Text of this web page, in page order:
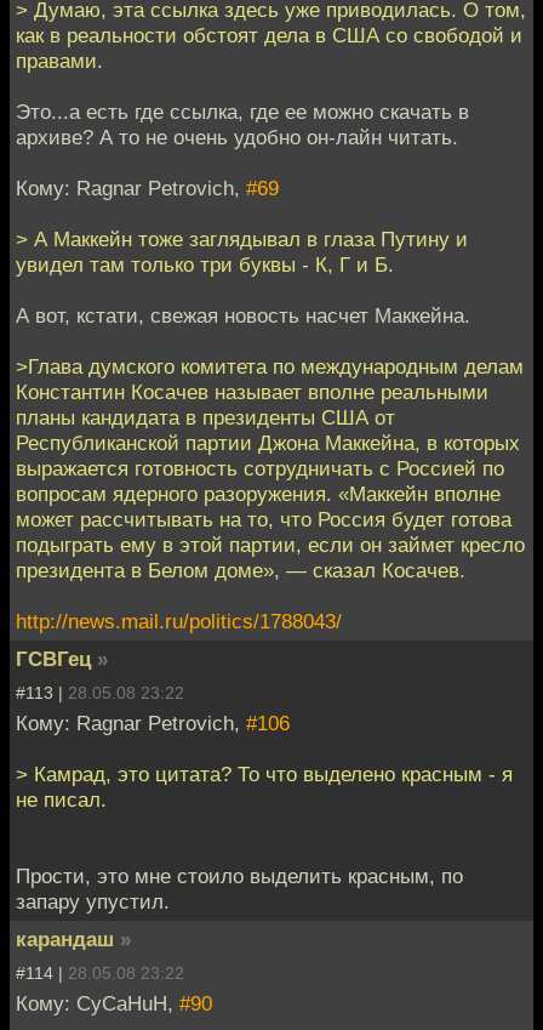
> Думаю, эта ссылка здесь уже приводилась. О том,
как в реальности обстоят дела в США со свободой и
правами.
Это...а есть где ссылка, где ее можно скачать в
архиве? А то не очень удобно он-лайн читать.
Кому: Ragnar Petrovich, #69
> А Маккейн тоже заглядывал в глаза Путину и
увидел там только три буквы - К, Г и Б.
А вот, кстати, свежая новость насчет Маккейна.
>Глава думского комитета по международным делам
Константин Косачев называет вполне реальными
планы кандидата в президенты США от
Республиканской партии Джона Маккейна, в которых
выражается готовность сотрудничать с Россией по
вопросам ядерного разоружения. «Маккейн вполне
может рассчитывать на то, что Россия будет готова
подыграть ему в этой партии, если он займет кресло
президента в Белом доме», — сказал Косачев.
http://news.mail.ru/politics/1788043/
ГСВГец »
#113 | 28.05.08 23:22
Кому: Ragnar Petrovich, #106
> Камрад, это цитата? То что выделено красным - я
не писал.
Прости, это мне стоило выделить красным, по
запару упустил.
карандаш »
#114 | 28.05.08 23:22
Кому: CyCaHuH, #90